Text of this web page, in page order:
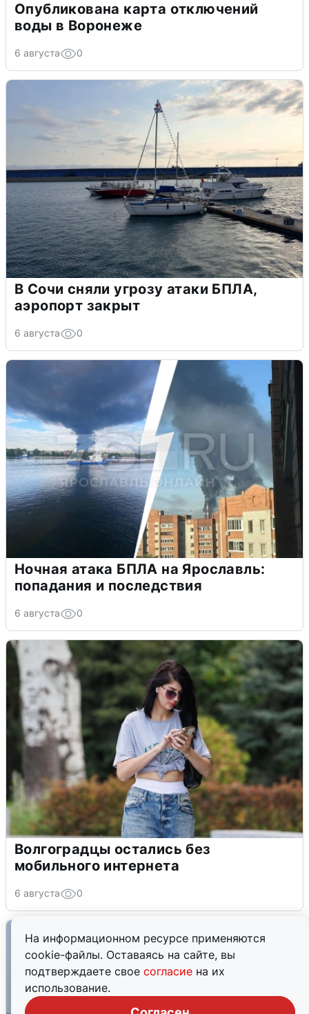
На информационном ресурсе применяются
cookie-файлы. Оставаясь на сайте, вы
подтверждаете свое согласие на их
использование.
Опубликована карта отключений
воды в Воронеже
6 августа 0
В Сочи сняли угрозу атаки БПЛА,
аэропорт закрыт
6 августа 0
Ночная атака БПЛА на Ярославль:
попадания и последствия
6 августа 0
Волгоградцы остались без
мобильного интернета
6 августа 0